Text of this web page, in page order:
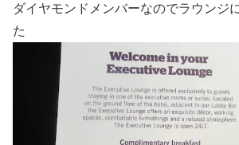
ダイヤモンドメンバーなのでラウンジ
た